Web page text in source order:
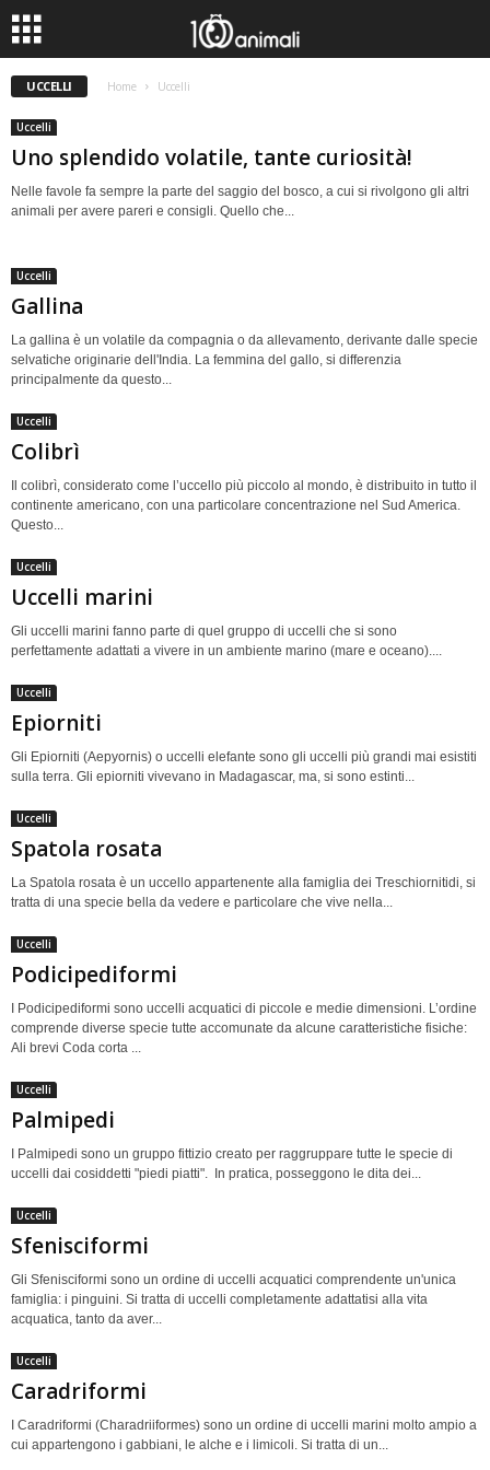
UCCELLI Home Uccelli
Uccelli
Uno splendido volatile, tante curiosità!
Nelle favole fa sempre la parte del saggio del bosco, a cui si rivolgono gli altri
animali per avere pareri e consigli. Quello che...
Uccelli
Gallina
La gallina è un volatile da compagnia o da allevamento, derivante dalle specie
selvatiche originarie dell'India. La femmina del gallo, si differenzia
principalmente da questo...
Uccelli
Colibrì
Il colibrì, considerato come l’uccello più piccolo al mondo, è distribuito in tutto il
continente americano, con una particolare concentrazione nel Sud America.
Questo...
Uccelli
Uccelli marini
Gli uccelli marini fanno parte di quel gruppo di uccelli che si sono
perfettamente adattati a vivere in un ambiente marino (mare e oceano)....
Uccelli
Epiorniti
Gli Epiorniti (Aepyornis) o uccelli elefante sono gli uccelli più grandi mai esistiti
sulla terra. Gli epiorniti vivevano in Madagascar, ma, si sono estinti...
Uccelli
Spatola rosata
La Spatola rosata è un uccello appartenente alla famiglia dei Treschiornitidi, si
tratta di una specie bella da vedere e particolare che vive nella...
Uccelli
Podicipediformi
I Podicipediformi sono uccelli acquatici di piccole e medie dimensioni. L’ordine
comprende diverse specie tutte accomunate da alcune caratteristiche fisiche:
Ali brevi Coda corta ...
Uccelli
Palmipedi
I Palmipedi sono un gruppo fittizio creato per raggruppare tutte le specie di
uccelli dai cosiddetti "piedi piatti". In pratica, posseggono le dita dei...
Uccelli
Sfenisciformi
Gli Sfenisciformi sono un ordine di uccelli acquatici comprendente un'unica
famiglia: i pinguini. Si tratta di uccelli completamente adattatisi alla vita
acquatica, tanto da aver...
Uccelli
Caradriformi
I Caradriformi (Charadriiformes) sono un ordine di uccelli marini molto ampio a
cui appartengono i gabbiani, le alche e i limicoli. Si tratta di un...